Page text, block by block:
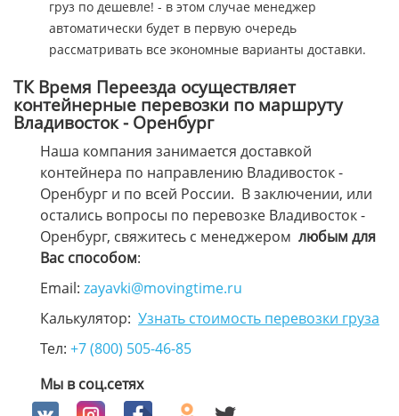
груз по дешевле! - в этом случае менеджер
автоматически будет в первую очередь
рассматривать все экономные варианты доставки.
ТК Время Переезда осуществляет
контейнерные перевозки по маршруту
Владивосток - Оренбург
Наша компания занимается доставкой
контейнера по направлению Владивосток -
Оренбург и по всей России. В заключении, или
остались вопросы по перевозке Владивосток -
Оренбург, свяжитесь с менеджером любым для
Вас способом:
Email: zayavki@movingtime.ru
Калькулятор: Узнать стоимость перевозки груза
Тел: +7 (800) 505-46-85
Мы в соц.сетях